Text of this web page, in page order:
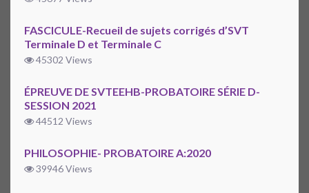
FASCICULE-Recueil de sujets corrigés d’SVT
Terminale D et Terminale C
45302 Views
ÉPREUVE DE SVTEEHB-PROBATOIRE SÉRIE D-
SESSION 2021
44512 Views
PHILOSOPHIE- PROBATOIRE A:2020
39946 Views